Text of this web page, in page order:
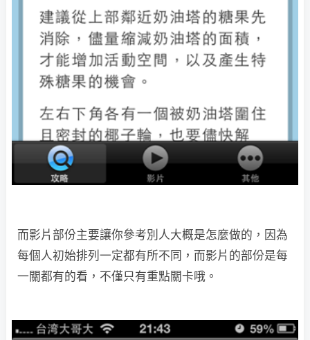
而影片部份主要讓你參考別人大概是怎麼做的，因為
每個人初始排列一定都有所不同，而影片的部份是每
一關都有的看，不僅只有重點關卡哦。